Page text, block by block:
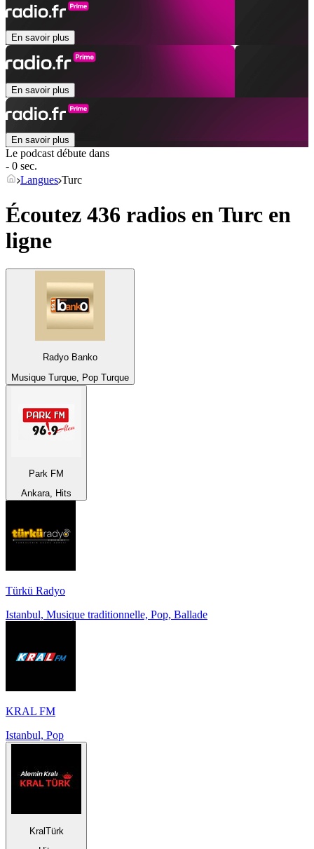
En savoir plus
En savoir plus
En savoir plus
Le podcast débute dans
- 0 sec.
Langues Turc
Écoutez 436 radios en Turc en
ligne
Radyo Banko
Musique Turque, Pop Turque
Park FM
Ankara, Hits
Türkü Radyo
Istanbul, Musique traditionnelle, Pop, Ballade
KRAL FM
Istanbul, Pop
KralTürk